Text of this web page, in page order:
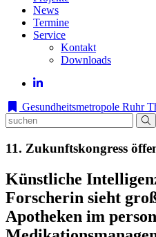
News
Termine
Service
Kontakt
Downloads
Gesundheitsmetropole Ruhr
11. Zukunftskongress
Künstliche
Forscherin sieht
Apotheken im